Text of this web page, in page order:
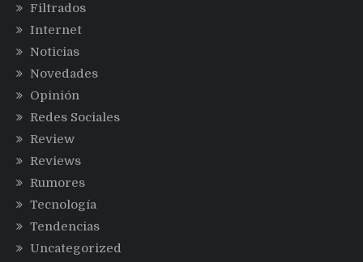
Filtrados
Internet
Noticias
Novedades
Opinión
Redes Sociales
Review
Reviews
Rumores
Tecnología
Tendencias
Uncategorized